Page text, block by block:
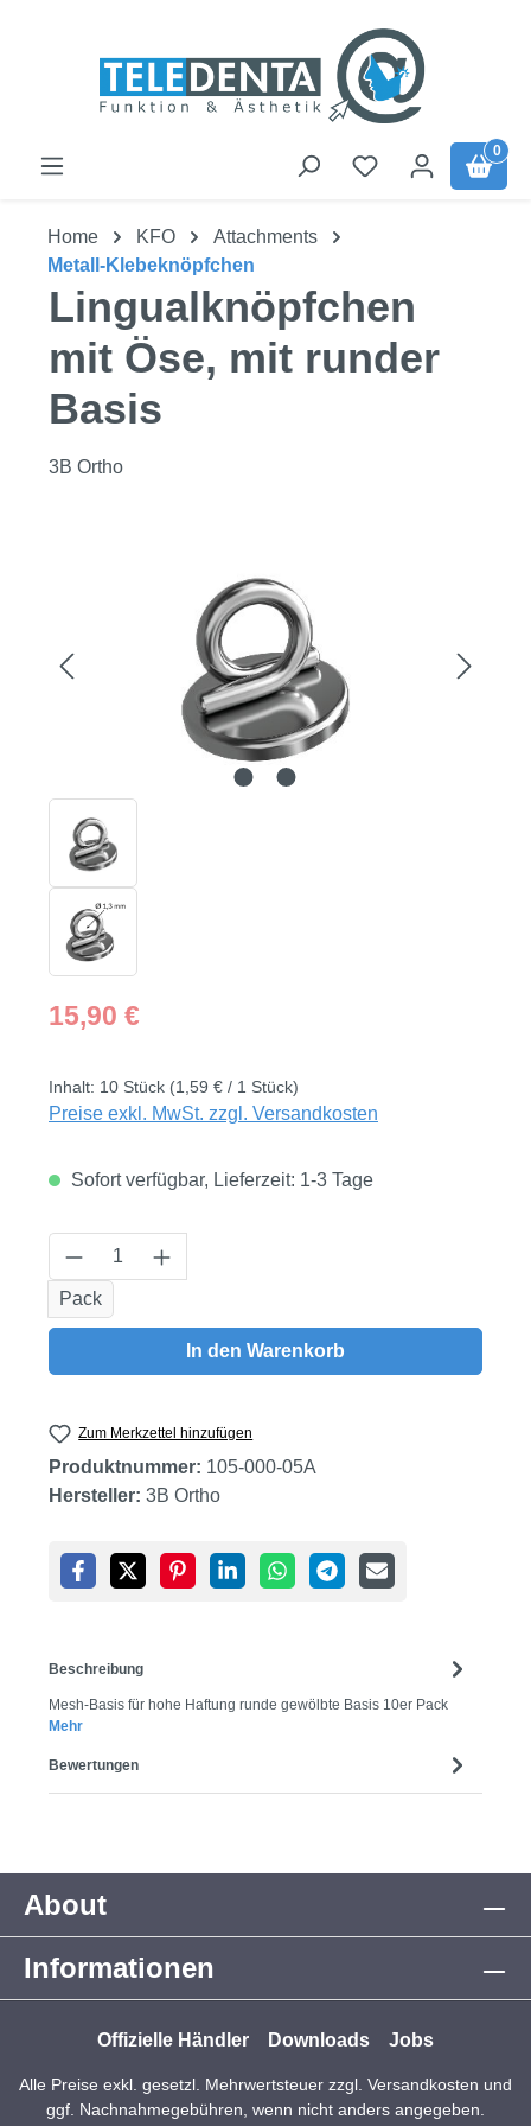
0
Home KFO
Attachments
Metall-Klebeknöpfchen
Lingualknöpfchen
mit Öse, mit runder
Basis
3B Ortho
Regulärer Preis:
15,90 €
Inhalt: 10 Stück (1,59 € / 1 Stück)
Preise exkl. MwSt. zzgl. Versandkosten
Sofort verfügbar, Lieferzeit: 1-3 Tage
Produkt Anzahl: Gib den gewünschten
Pack
In den Warenkorb
Zum Merkzettel hinzufügen
Produktnummer: 105-000-05A
Hersteller: 3B Ortho
Beschreibung
Mesh-Basis für hohe Haftung runde gewölbte Basis 10er Pack
Mehr
Bewertungen
About
Informationen
Offizielle Händler Downloads Jobs
Alle Preise exkl. gesetzl. Mehrwertsteuer zzgl. Versandkosten und
ggf. Nachnahmegebühren, wenn nicht anders angegeben.